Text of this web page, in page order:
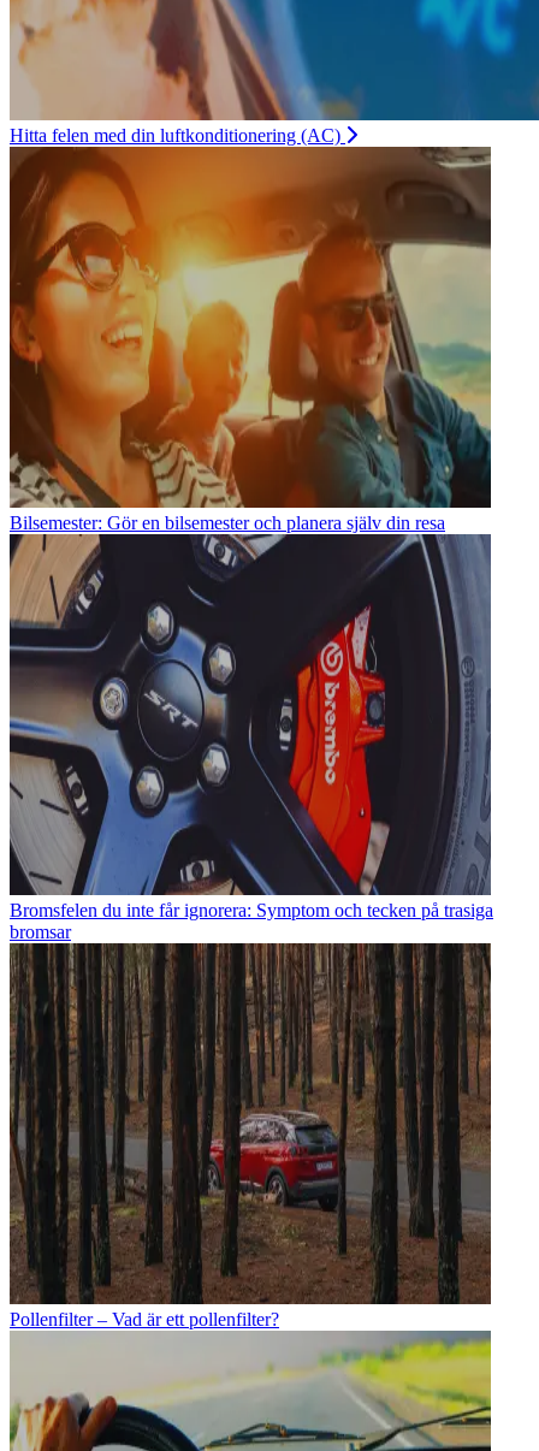
Hitta felen med din luftkonditionering (AC)
Bilsemester: Gör en bilsemester och planera själv din resa
Bromsfelen du inte får ignorera: Symptom och tecken på trasiga
bromsar
Pollenfilter – Vad är ett pollenfilter?